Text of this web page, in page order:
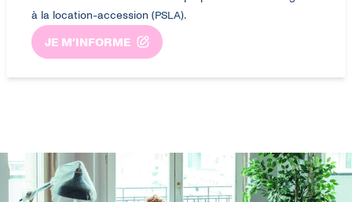
à la location-accession (PSLA).
JE M’INFORME